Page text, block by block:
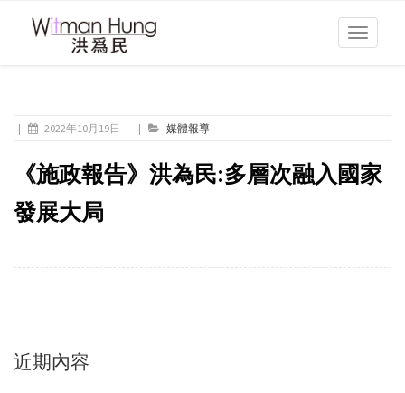
Toggle
| 2022年10月19日 | 媒體報導
《施政報告》洪為民:多層次融入國家
發展大局
近期內容